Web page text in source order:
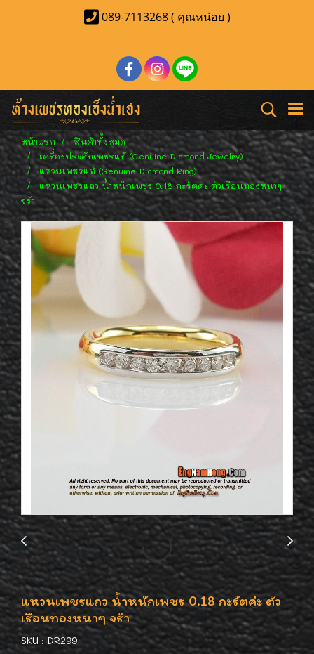
089-7113268 ( คุณหน่อย )
หน้าแรก
สินค้าทั้งหมด
เครื่องประดับเพชรแท้ (Genuine Diamond Jewelry)
แหวนเพชรแท้ (Genuine Diamond Ring)
แหวนเพชรแถว น้ำหนักเพชร 0.18 กะรัตค่ะ ตัวเรือนทองหนาๆ
จร้า
แหวนเพชรแถว น้ำหนักเพชร 0.18 กะรัตค่ะ ตัว
เรือนทองหนาๆ จร้า
SKU : DR299